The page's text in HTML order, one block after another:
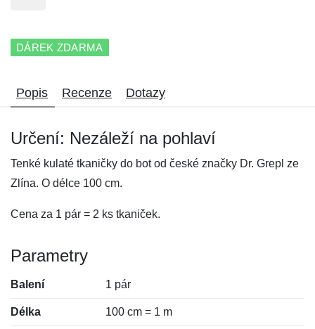
DÁREK ZDARMA
Popis Recenze Dotazy
Určení: Nezáleží na pohlaví
Tenké kulaté tkaničky do bot od české značky Dr. Grepl ze
Zlína. O délce 100 cm.
Cena za 1 pár = 2 ks tkaniček.
Parametry
Balení 1 pár
Délka 100 cm = 1 m